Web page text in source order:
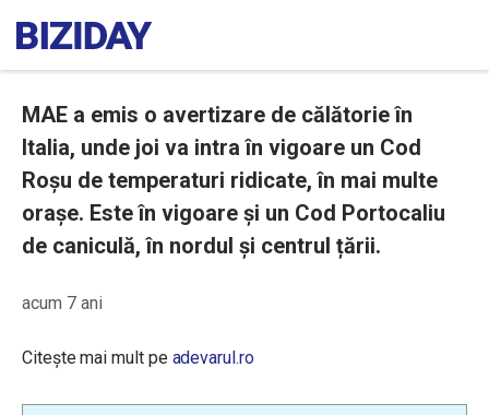
MAE a emis o avertizare de călătorie în
Italia, unde joi va intra în vigoare un Cod
Roșu de temperaturi ridicate, în mai multe
orașe. Este în vigoare și un Cod Portocaliu
de caniculă, în nordul și centrul țării.
acum 7 ani
Citește mai mult pe adevarul.ro